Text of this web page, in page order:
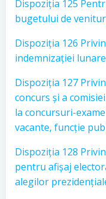
Dispoziția 125
bugetului de
Dispoziția 126
indemnizației lunare
Dispoziția 127
concurs și a
la concursuri-
vacante, funcție
Dispoziția 128
pentru afișaj
alegilor